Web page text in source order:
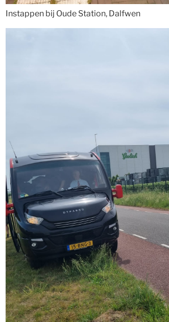
Instappen bij Oude Station, Dalfwen